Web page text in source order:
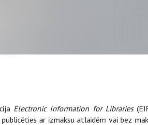
Electronic Information for Libraries
ar izmaksu atlaidēm vai bez